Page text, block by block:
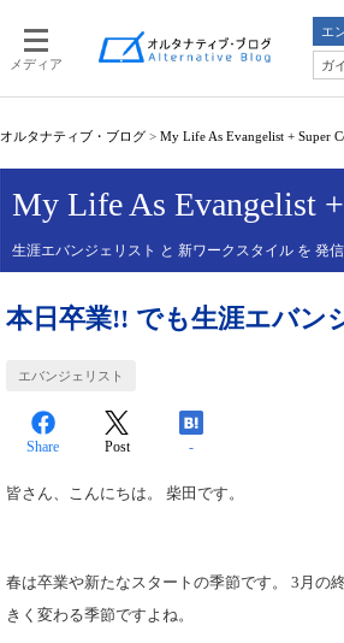
メディア
エ
ガ
オルタナティブ・ブログ > My Life As Evangelist + Super
My Life As Evangelist
生涯エバンジェリスト と 新ワークスタイル を 発
本日卒業!! でも生涯エバン
エバンジェリスト
Share Post -
皆さん、こんにちは。 柴田です。
春は卒業や新たなスタートの季節です。 3月の
きく変わる季節ですよね。